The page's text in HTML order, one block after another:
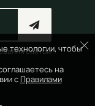
технологии, чтобы
на
с Правилами
сайтом